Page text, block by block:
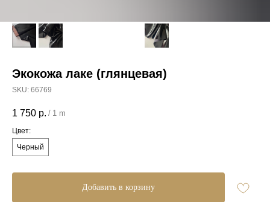
Экокожа лаке (глянцевая)
SKU: 66769
1 750 р. / 1 m
Цвет:
Черный
Добавить в корзину